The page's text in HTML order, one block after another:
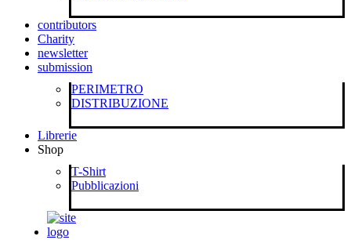
contributors
Charity
newsletter
submission
PERIMETRO
DISTRIBUZIONE
Librerie
Shop
T-Shirt
Pubblicazioni